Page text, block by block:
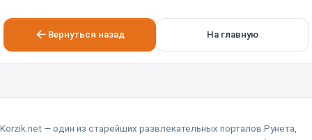
Вернуться назад На главную
Korzik.net — один из старейших развлекательных порталов Рунета,